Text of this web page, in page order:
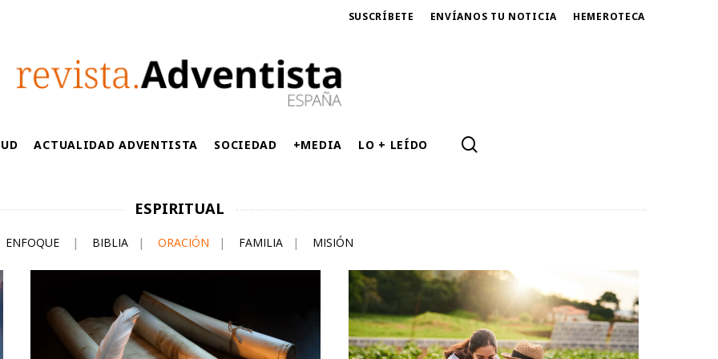
SUSCRÍBETE ENVÍANOS TU NOTICIA HEMEROTECA
ACTUALIDAD ADVENTISTA SOCIEDAD +MEDIA LO + LEÍDO
ESPIRITUAL
ENFOQUE | BIBLIA | ORACIÓN | FAMILIA | MISIÓN